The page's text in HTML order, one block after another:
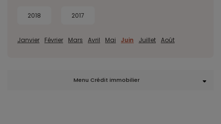
2018 2017
Janvier Février Mars Avril Mai Juin Juillet Août
Menu Crédit immobilier